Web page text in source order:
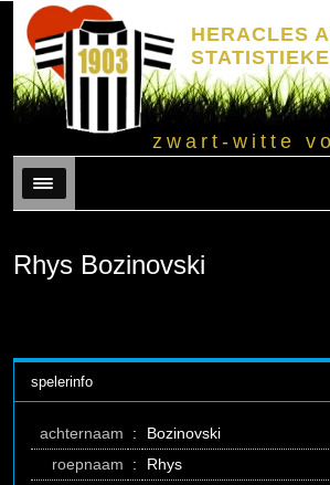
HERACLES
zwart-witte
Menu
Rhys Bozinovski
spelerinfo
achternaam :
Bozinovski
roepnaam
:
Rhys